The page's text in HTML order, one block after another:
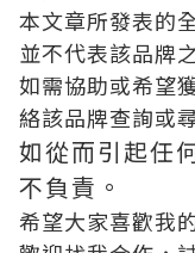
本文章所發表的
並不代表該品牌
如需協助或希望
絡該品牌查詢或
如從而引起任
不負責。
希望大家喜歡我